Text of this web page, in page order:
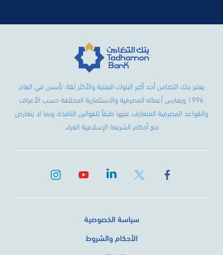
يعتبر بنك التضامن أحد أكبر البنوك اليمنية والأكثر ثقة. تأسس في العام
1996 ويمارس أعماله المصرفية والاستثمارية المختلفة حسب الأعراف
والقواعد المصرفية المتعارف عليها طبقاً للقوانين النافذة، وبما لا يتعارض
مع أحكام الشريعة الإسلامية الغراء.
سياسة الخصوصية
الأحكام والشروط